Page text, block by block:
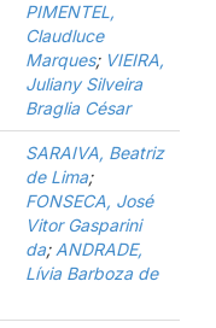
PIMENTEL,
Claudluce
Marques; VIEIRA,
Juliany Silveira
Braglia César
SARAIVA, Beatriz
de Lima;
FONSECA, José
Vitor Gasparini
da; ANDRADE,
Lívia Barboza de